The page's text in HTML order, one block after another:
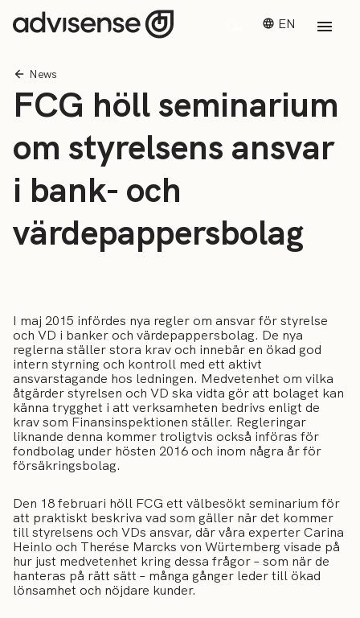
EN
News
FCG höll seminarium
om styrelsens ansvar
i bank- och
värdepappersbolag
I maj 2015 infördes nya regler om ansvar för styrelse
och VD i banker och värdepappersbolag. De nya
reglerna ställer stora krav och innebär en ökad god
intern styrning och kontroll med ett aktivt
ansvarstagande hos ledningen. Medvetenhet om vilka
åtgärder styrelsen och VD ska vidta gör att bolaget kan
känna trygghet i att verksamheten bedrivs enligt de
krav som Finansinspektionen ställer. Regleringar
liknande denna kommer troligtvis också införas för
fondbolag under hösten 2016 och inom några år för
försäkringsbolag.
Den 18 februari höll FCG ett välbesökt seminarium för
att praktiskt beskriva vad som gäller när det kommer
till styrelsens och VDs ansvar, där våra experter Carina
Heinlo och Therése Marcks von Würtemberg visade på
hur just medvetenhet kring dessa frågor – som när de
hanteras på rätt sätt – många gånger leder till ökad
lönsamhet och nöjdare kunder.